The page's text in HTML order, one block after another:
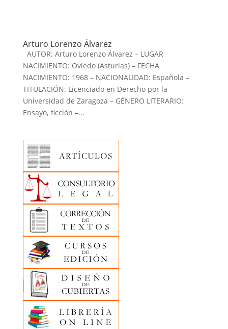
Arturo Lorenzo Álvarez
AUTOR: Arturo Lorenzo Álvarez – LUGAR
NACIMIENTO: Oviedo (Asturias) – FECHA
NACIMIENTO: 1968 – NACIONALIDAD: Española –
TITULACIÓN: Licenciado en Derecho por la
Universidad de Zaragoza – GÉNERO LITERARIO:
Ensayo, ficción –...